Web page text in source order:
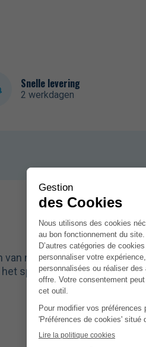
Snelle levering
2 werkdagen
neopreen in
spel is om de haaien op